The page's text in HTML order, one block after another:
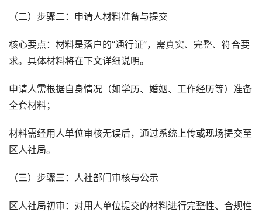
（二）步骤二：申请人材料准备与提交
核心要点：材料是落户的“通行证”，需真实、完整、符合要
求。具体材料将在下文详细说明。
申请人需根据自身情况（如学历、婚姻、工作经历等）准备
全套材料；
材料需经用人单位审核无误后，通过系统上传或现场提交至
区人社局。
（三）步骤三：人社部门审核与公示
区人社局初审：对用人单位提交的材料进行完整性、合规性